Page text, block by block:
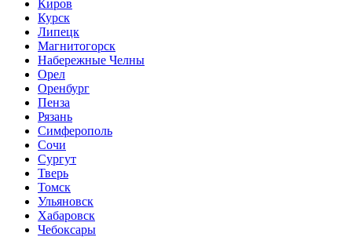
Киров
Курск
Липецк
Магнитогорск
Набережные Челны
Орел
Оренбург
Пенза
Рязань
Симферополь
Сочи
Сургут
Тверь
Томск
Ульяновск
Хабаровск
Чебоксары